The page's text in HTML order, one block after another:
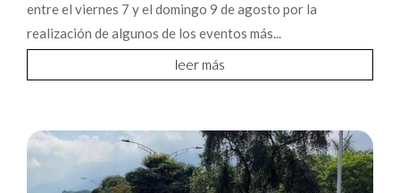
entre el viernes 7 y el domingo 9 de agosto por la
realización de algunos de los eventos más...
leer más